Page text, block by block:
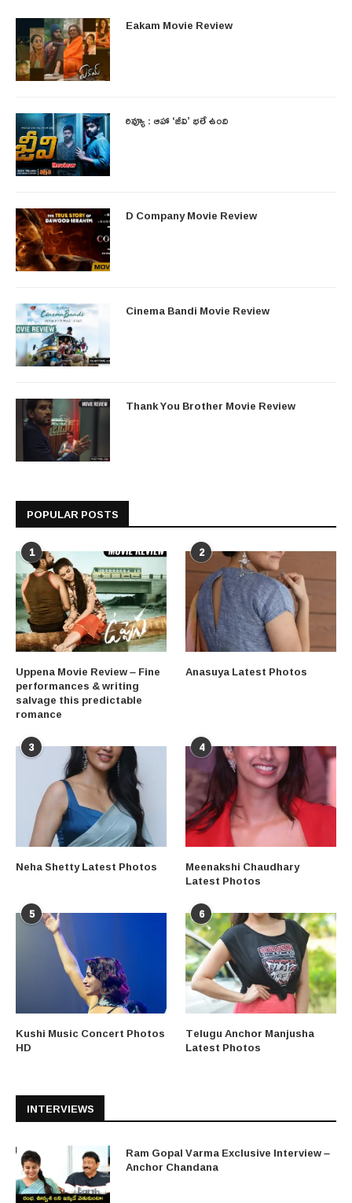
Eakam Movie Review
రివ్యూ : ఆహా ‘జీవి’ భలే ఉంది
D Company Movie Review
Cinema Bandi Movie Review
Thank You Brother Movie Review
POPULAR POSTS
1
Uppena Movie Review – Fine
performances & writing
salvage this predictable
romance
2
Anasuya Latest Photos
3
Neha Shetty Latest Photos
4
Meenakshi Chaudhary
Latest Photos
5
Kushi Music Concert Photos
HD
6
Telugu Anchor Manjusha
Latest Photos
INTERVIEWS
Ram Gopal Varma Exclusive Interview –
Anchor Chandana